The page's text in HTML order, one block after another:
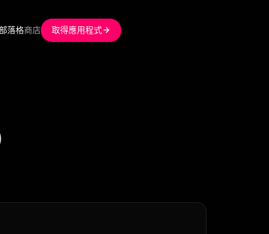
落格商店 取得應用程式